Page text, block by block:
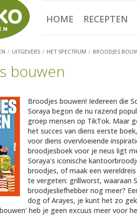
HOME RECEPTEN
UITGEVERS HET SPECTRUM BROODJES
bouwen
Broodjes bouwen! Iedereen die
Soraya begon de nu razend
groep mensen op TikTok. Maar
het succes van diens eerste
voor diens overvloeiende
broodjesboek voor je neus ligt
Soraya's iconische
broodjes, of maak een
te vergeten: grillworst, waaraan
broodjesliefhebber nog meer?
dog of Arayes, je kunt het zo
heb je geen excuus meer voor